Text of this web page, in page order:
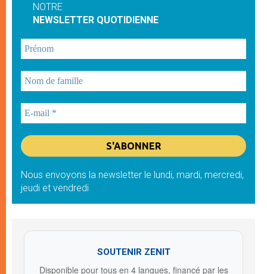
NOTRE
NEWSLETTER QUOTIDIENNE
Nous envoyons la newsletter le lundi, mardi, mercredi,
jeudi et vendredi
SOUTENIR ZENIT
Disponible pour tous en 4 langues, financé par les